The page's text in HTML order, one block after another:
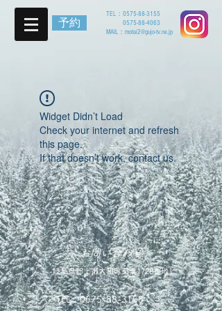
予約
TEL： 0575-88-3155
0575-88-4063
MAIL： motai2@gujo-tv.ne.jp
Widget Didn’t Load
Check your internet and refresh
this page.
If that doesn’t work, contact us.
お問い合わせ
岐阜県郡上市大和町栗巣1728番地
TEL：0575-88-3155